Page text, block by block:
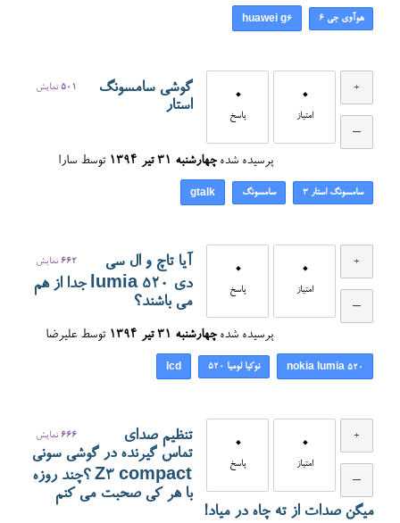
هوآوی جی 6 huawei g6
0
امتیاز
0
پاسخ
501 نمایش
گوشی سامسونگ
استار
پرسیده شده چهارشنبه ۳۱ تیر ۱۳۹۴ توسط سارا
سامسونگ استار 3 سامسونگ gtalk
0
امتیاز
0
پاسخ
662 نمایش
آیا تاچ و ال سی
دی lumia 520 جدا از هم
می باشند؟
پرسیده شده چهارشنبه ۳۱ تیر ۱۳۹۴ توسطعلیرضا
nokia lumia 520 نوکیا لومیا ۵۲۰ lcd
0
امتیاز
0
پاسخ
666 نمایش
تنظیم صدای
تماس گیرنده در گوشی سونی
Z3 compact ؟چند روزه
با هر کی صحبت می کنم
میگن صدات از ته چاه در میاد!